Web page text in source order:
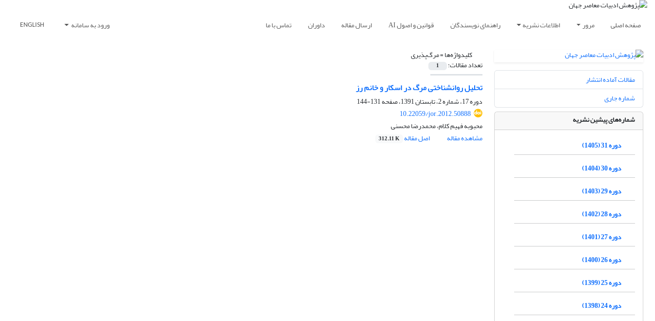
صفحه اصلی مرور اطلاعات نشریه راهنمای نویسندگان قوانین و اصول AI ارسال مقاله داوران تماس با ما ورود به سامانه ENGLISH
کلیدواژه‌ها =مرگ‌پذیری
تعداد مقالات: 1
تحلیل روانشناختی مرگ در اسکار و خانم رز
دوره 17، شماره 2، تابستان 1391، صفحه
131-144
10.22059/jor.2012.50888
محبوبه فهیم کلام، محمدرضا محسنی
مشاهده مقاله
اصل مقاله 312.11 K
مقالات آماده انتشار
شماره جاری
شماره‌های پیشین نشریه
دوره 31 (1405)
دوره 30 (1404)
دوره 29 (1403)
دوره 28 (1402)
دوره 27 (1401)
دوره 26 (1400)
دوره 25 (1399)
دوره 24 (1398)